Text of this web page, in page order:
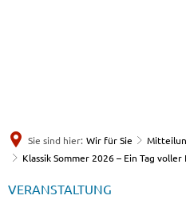
Sie sind hier: Wir für Sie
Klassik Sommer 2026 – Ein Tag
VERANSTALTUNG